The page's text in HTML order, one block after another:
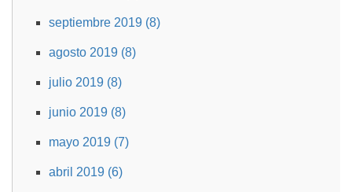
septiembre 2019 (8)
agosto 2019 (8)
julio 2019 (8)
junio 2019 (8)
mayo 2019 (7)
abril 2019 (6)